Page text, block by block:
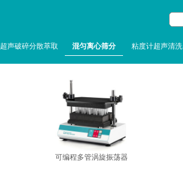
超声破碎分散萃取 混匀离心筛分 粘度计超声清洗
可编程多管涡旋振荡器